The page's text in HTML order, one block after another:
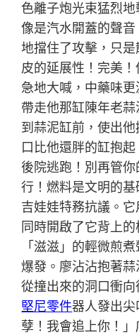
色離子炮光束猛烈
像是汽水開蓋的聲
地擋住了攻擊，只
皮的延展性！完美
急地大喊，中藥味
帶走他那缸陳年老
到蒜泥缸前，使出
口比他還胖的缸抱
後院逃跑！別再管
行！燃料是文明的基
吉娃娃特務抗議。它
同時開啟了它背上
「滋滋」的輕微煎
爆發。廖沾沾抱著
從撞出來的洞口衝
堅尼零件器人發出
孽！我會追上你！